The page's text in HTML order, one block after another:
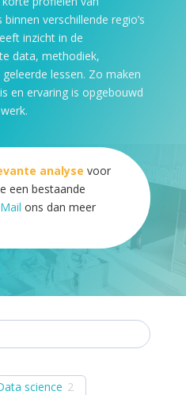
verschillende regio’s
inzicht in de
data, methodiek,
lessen. Zo maken
en ervaring is opgebouwd
analyse voor
een bestaande
Mail ons dan meer
science 2